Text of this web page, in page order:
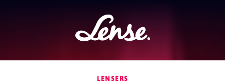
Lense
LENSERS